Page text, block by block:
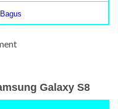
Galaxy S8